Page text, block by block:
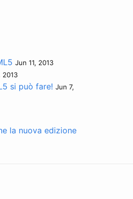
Jun 11, 2013
2013
si può fare! Jun 7,
la nuova edizione